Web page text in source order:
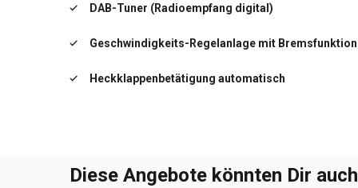
Freisprecheinrichtung Bluetooth mit erweiterte
DAB-Tuner (Radioempfang digital)
Geschwindigkeits-Regelanlage mit Bremsfunktion
Heckklappenbetätigung automatisch
Diese Angebote könnten Dir